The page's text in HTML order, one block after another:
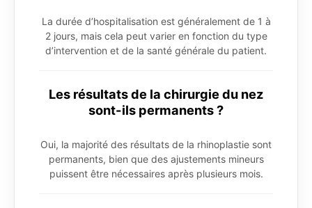
La durée d’hospitalisation est généralement de 1 à
2 jours, mais cela peut varier en fonction du type
d’intervention et de la santé générale du patient.
Les résultats de la chirurgie du nez
sont-ils permanents ?
Oui, la majorité des résultats de la rhinoplastie sont
permanents, bien que des ajustements mineurs
puissent être nécessaires après plusieurs mois.